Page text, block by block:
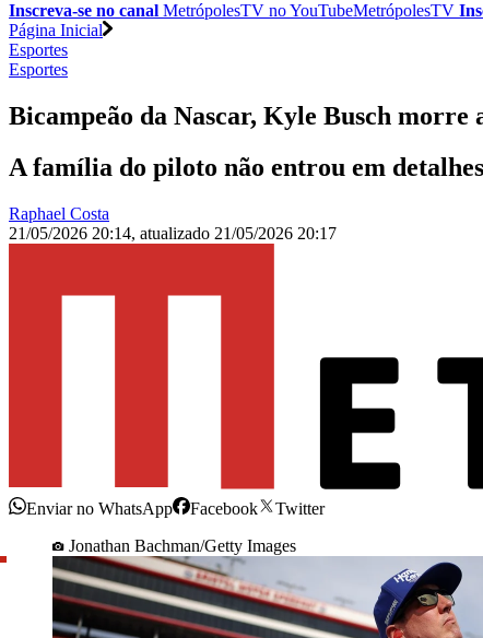
Inscreva-se no canal MetrópolesTV noYouTubeMetrópolesTV
Página Inicial
Esportes
Esportes
Bicampeão da Nascar, Kyle Busch morre
A família do piloto não entrou em
Raphael Costa
21/05/2026 20:14, atualizado 21/05/2026 20:17
Enviar no WhatsApp Facebook
Twitter
Jonathan Bachman/Getty Images